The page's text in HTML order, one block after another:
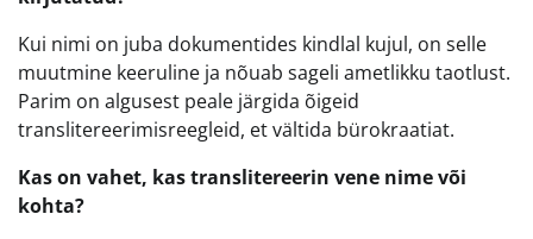
Kui nimi on juba dokumentides kindlal kujul, on selle
muutmine keeruline ja nõuab sageli ametlikku taotlust.
Parim on algusest peale järgida õigeid
translitereerimisreegleid, et vältida bürokraatiat.
Kas on vahet, kas translitereerin vene nime või
kohta?